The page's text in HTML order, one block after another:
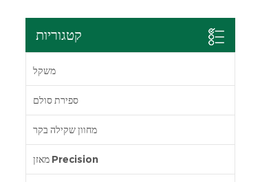
קטגוריות
משקל
ספירת סולם
מחוון שקילה בקר
מאזן Precision